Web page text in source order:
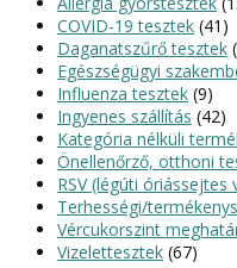
COVID-19 tesztek (41)
Daganatszűrő tesztek
Egészségügyi
Influenza tesztek (9)
Ingyenes szállítás (42)
Kategória nélküli
Önellenőrző, otthoni
RSV (légúti óriássejtes
Terhességi/
Vércukorszint
Vizelettesztek (67)